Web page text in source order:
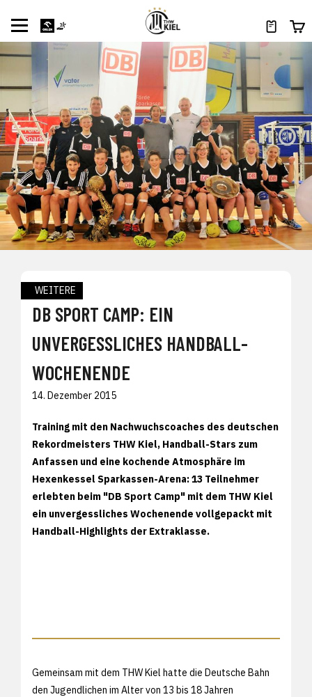
WEITERE
DB SPORT CAMP: EIN
UNVERGESSLICHES HANDBALL-
WOCHENENDE
14. Dezember 2015
Training mit den Nachwuchscoaches des deutschen
Rekordmeisters THW Kiel, Handball-Stars zum
Anfassen und eine kochende Atmosphäre im
Hexenkessel Sparkassen-Arena: 13 Teilnehmer
erlebten beim "DB Sport Camp" mit dem THW Kiel
ein unvergessliches Wochenende vollgepackt mit
Handball-Highlights der Extraklasse.
Gemeinsam mit dem THW Kiel hatte die Deutsche Bahn
den Jugendlichen im Alter von 13 bis 18 Jahren